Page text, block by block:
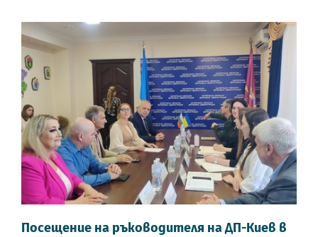
Посещение на ръководителя на ДП-Киев в